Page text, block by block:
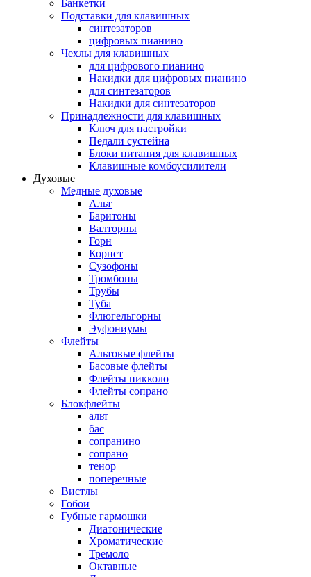
Банкетки
Подставки для клавишных
синтезаторов
цифровых пианино
Чехлы для клавишных
для цифрового пианино
Накидки для цифровых пианино
для синтезаторов
Накидки для синтезаторов
Принадлежности для клавишных
Ключ для настройки
Педали сустейна
Блоки питания для клавишных
Клавишные комбоусилители
Духовые
Медные духовые
Альт
Баритоны
Валторны
Горн
Корнет
Сузофоны
Тромбоны
Трубы
Туба
Флюгельгорны
Эуфониумы
Флейты
Альтовые флейты
Басовые флейты
Флейты пикколо
Флейты сопрано
Блокфлейты
альт
бас
сопранино
сопрано
тенор
поперечные
Вистлы
Гобои
Губные гармошки
Диатонические
Хроматические
Тремоло
Октавные